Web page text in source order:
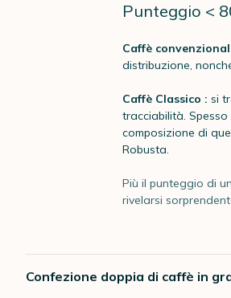
Punteggio <
Caffè
distribuzione,
Caffè Classico : si
tracciabilità.
composizione di
Robusta.
Più il punteggio di
rivelarsi
Confezione doppia di caffè in